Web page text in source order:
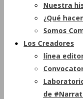
Nuestra
¿Qué
Somos
Los Creadores
línea
de